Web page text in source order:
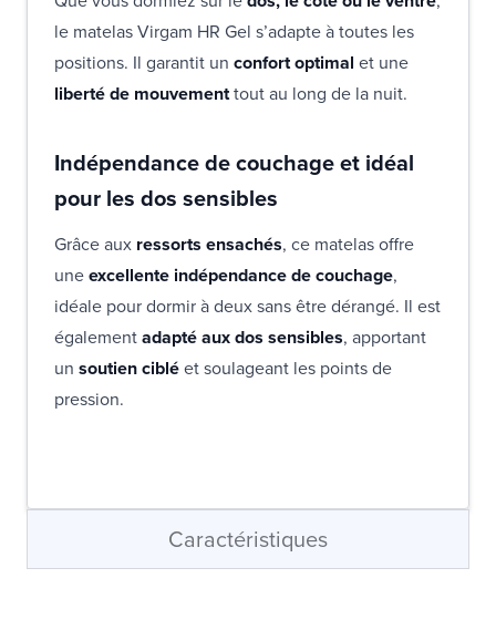
le matelas Virgam HR Gel s’adapte à toutes les
positions. Il garantit un confort optimal et une
liberté de mouvementtout au long de la nuit.
Indépendance de couchage et idéal
pour les dos sensibles
Grâce aux ressorts ensachés, ce matelas offre
uneexcellente indépendance de couchage,
idéale pour dormir à deux sans être dérangé. Il est
égalementadapté aux dos sensibles, apportant
un soutien cibléet soulageant les points de
pression.
Caractéristiques